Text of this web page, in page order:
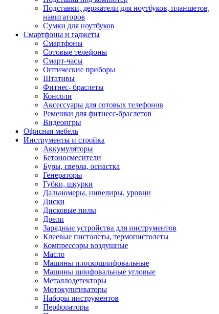
Подставки, держатели для ноутбуков, планшетов,
навигаторов
Сумки для ноутбуков
Смартфоны и гаджеты
Смартфоны
Сотовые телефоны
Смарт-часы
Оптические приборы
Штативы
Фитнес- браслеты
Консоли
Аксессуары для сотовых телефонов
Ремешки для фитнесс-браслетов
Видеоигры
Офисная мебель
Инструменты и стройка
Аккумуляторы
Бетоносмесители
Буры, сверла, оснастка
Генераторы
Губки, шкурки
Дальномеры, нивелиры, уровни
Диски
Дисковые пилы
Дрели
Зарядные устройства для инструментов
Клеевые пистолеты, термопистолеты
Компрессоры воздушные
Масло
Машины плоскошлифовальные
Машины шлифовальные угловые
Металлодетекторы
Мотокультиваторы
Наборы инструментов
Перфораторы